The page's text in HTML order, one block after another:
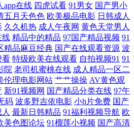
人色影院 欧美专区第六页 黄色网入口站网
伊人理论综合网 91手机在线免费观看视频
视频推荐 91传媒免费观看视频 A级片伊人
区 91部免费电影 亚洲久悠悠 色成人亚洲婷
在线观看 玖玖热99 国产精品久久九 福利
app在线 四虎试看 91男女 国产男小
五月天色色 欧美极品电影 日韩成人
久久机热 成人午夜网 黄色天堂男人
线 精品中的精品 97国产精品视频 91
精品麻豆经典 国产在线观看资源 波
看 特级欧美在线观看 自拍视频91 91
院 老司机蜜桃在线 成人精品一区二
伦理电影网站 艹艹操操 AV黄色观
新91视频网 国产精品分类在线 97午
码 波多野吉依电影 小h片免费 国产
最新日韩精品 91福利视频导航 欧
美色图论坛 91榴莲小视频 国产高清